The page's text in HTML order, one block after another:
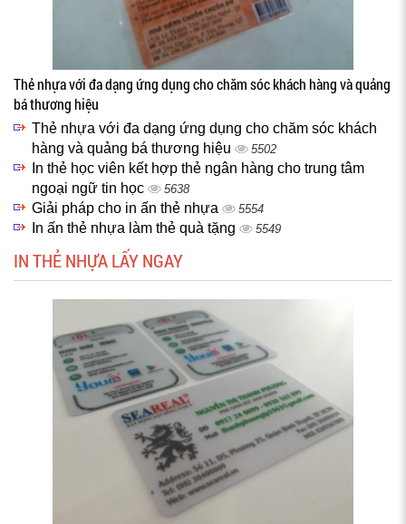
Thẻ nhựa với đa dạng ứng dụng cho chăm sóc khách hàng và quảng
bá thương hiệu
Thẻ nhựa với đa dạng ứng dụng cho chăm sóc khách
hàng và quảng bá thương hiệu
5502
In thẻ học viên kết hợp thẻ ngân hàng cho trung tâm
ngoại ngữ tin học
5638
Giải pháp cho in ấn thẻ nhựa 5554
In ấn thẻ nhựa làm thẻ quà tặng 5549
IN THẺ NHỰA LẤY NGAY